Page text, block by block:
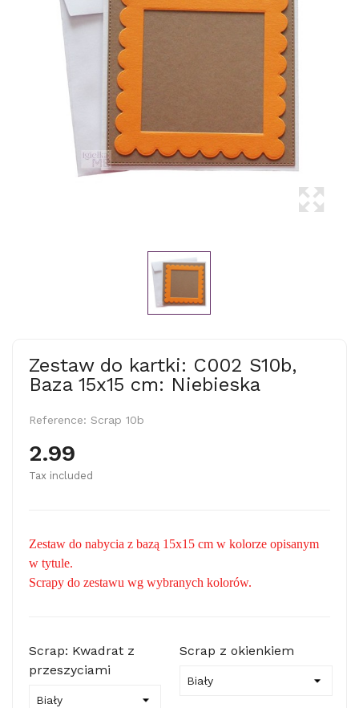
Zestaw do kartki: C002 S10b,
Baza 15x15 cm: Niebieska
Reference: Scrap 10b
2.99
Tax included
Zestaw do nabycia z bazą 15x15 cm w kolorze opisanym
w tytule.
Scrapy do zestawu wg wybranych kolorów.
Scrap: Kwadrat z
przeszyciami
Scrap z okienkiem